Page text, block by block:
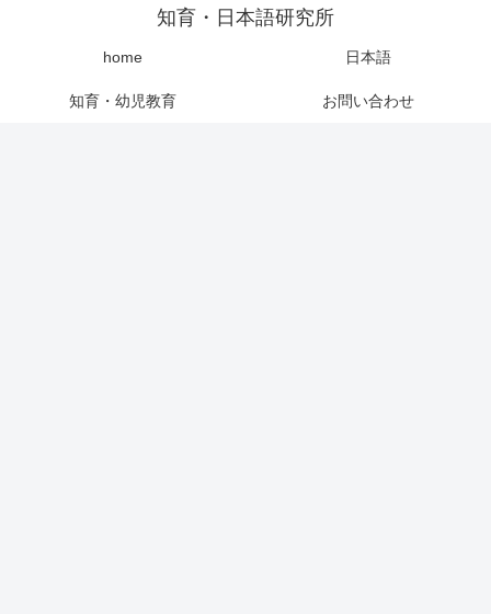
知育・日本語研究所
home 日本語
知育・幼児教育 お問い合わせ